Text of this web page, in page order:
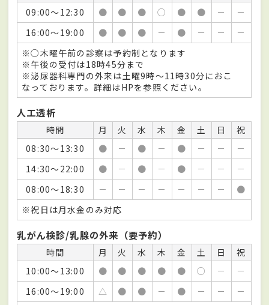
09:00～12:30
● ● ● ○ ● ● －
－
16:00～19:00
● ● ● － ● － －
－
※○木曜午前の診察は予約制となります
※午後の受付は18時45分まで
※泌尿器科専門の外来は土曜9時～11時30分におこ
なっております。詳細はHPを参照ください。
人工透析
時間 月 火 水 木 金 土 日
祝
08:30～13:30
● － ● － ● － －
－
14:30～22:00
● － ● － ● － －
－
08:00～18:30
－ － － － － － －
●
※祝日は月水金のみ対応
乳がん検診/乳腺の外来（要予約）
時間 月 火 水 木 金 土 日
祝
10:00～13:00
● ● ● ● ● ○ －
－
16:00～19:00
△ ● ● － ● － －
－